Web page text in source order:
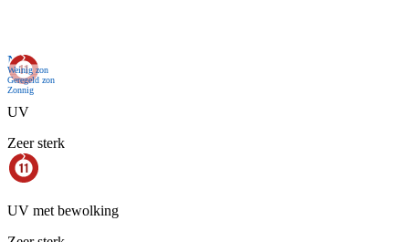
Nu
Weinig zon
Geregeld zon
Zonnig
UV
Zeer sterk
UV met bewolking